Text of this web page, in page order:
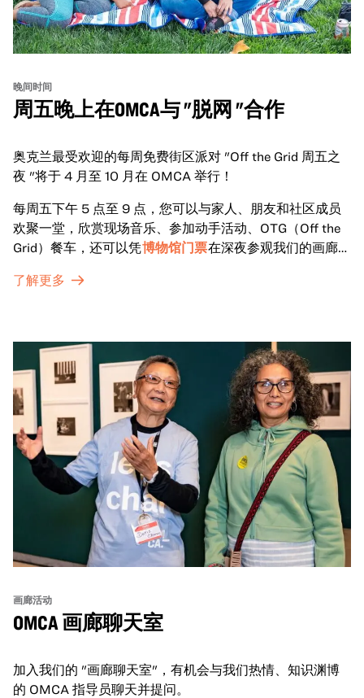
晚间时间
周五晚上在OMCA与 "脱网 "合作
奥克兰最受欢迎的每周免费街区派对 "Off the Grid 周五之
夜 "将于 4 月至 10 月在 OMCA 举行！
每周五下午 5 点至 9 点，您可以与家人、朋友和社区成员
欢聚一堂，欣赏现场音乐、参加动手活动、OTG（Off the
Grid）餐车，还可以凭博物馆门票在深夜参观我们的画廊和
了解更多
画廊活动
OMCA 画廊聊天室
加入我们的 "画廊聊天室"，有机会与我们热情、知识渊博
的 OMCA 指导员聊天并提问。